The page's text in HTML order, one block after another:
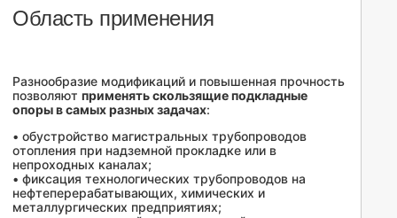
Область применения
Разнообразие модификаций и повышенная прочность
позволяют применять скользящие подкладные
опоры в самых разных задачах:
• обустройство магистральных трубопроводов
отопления при надземной прокладке или в
непроходных каналах;
• фиксация технологических трубопроводов на
нефтеперерабатывающих, химических и
металлургических предприятиях;